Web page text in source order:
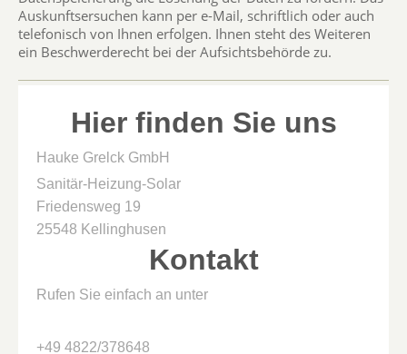
Auskunftsersuchen kann per e-Mail, schriftlich oder auch
telefonisch von Ihnen erfolgen. Ihnen steht des Weiteren
ein Beschwerderecht bei der Aufsichtsbehörde zu.
Hier finden Sie uns
Hauke Grelck GmbH
Sanitär-Heizung-Solar
Friedensweg 19
25548 Kellinghusen
Kontakt
Rufen Sie einfach an unter
+49 4822/378648